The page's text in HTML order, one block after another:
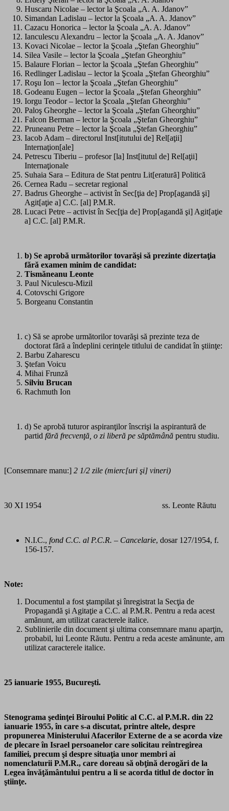
Huscaru Nicolae – lector la Şcoala „A. A. Jdanov”
Simandan Ladislau – lector la Şcoala „A. A. Jdanov”
Cazacu Honorica – lector la Şcoala „A. A. Jdanov”
Ianculescu Alexandru – lector la Şcoala „A. A. Jdanov”
Kovaci Nicolae – lector la Şcoala „Ştefan Gheorghiu”
Silea Vasile – lector la Şcoala „Ştefan Gheorghiu”
Balaure Florian – lector la Şcoala „Ştefan Gheorghiu”
Redlinger Ladislau – lector la Şcoala „Ştefan Gheorghiu”
Roşu Ion – lector la Şcoala „Ştefan Gheorghiu”
Godeanu Eugen – lector la Şcoala „Ştefan Gheorghiu”
Iorgu Teodor – lector la Şcoala „Ştefan Gheorghiu”
Paloş Gheorghe – lector la Şcoala „Ştefan Gheorghiu”
Falcon Berman – lector la Şcoala „Ştefan Gheorghiu”
Pruneanu Petre – lector la Şcoala „Ştefan Gheorghiu”
Iacob Adam – directorul Inst[itutului de] Rel[aţii]
Internaţion[ale]
Petrescu Tiberiu – profesor [la] Inst[itutul de] Rel[aţii]
Internaţionale
Suhaia Sara – Editura de Stat pentru Lit[eratură] Politică
Cernea Radu – secretar regional
Badrus Gheorghe – activist în Sec[ţia de] Prop[agandă şi]
Agit[aţie a] C.C. [al] P.M.R.
Lucaci Petre – activist în Sec[ţia de] Prop[agandă şi] Agit[aţie
a] C.C. [al] P.M.R.
b) Se aprobă următorilor tovarăşi să prezinte dizertaţia
fără examen minim de candidat:
Tismăneanu Leonte
Paul Niculescu-Mizil
Cotovschi Grigore
Borgeanu Constantin
c) Să se aprobe următorilor tovarăşi să prezinte teza de
doctorat fără a îndeplini cerinţele titlului de candidat în ştiinţe:
Barbu Zaharescu
Ştefan Voicu
Mihai Frunză
Silviu Brucan
Rachmuth Ion
d) Se aprobă tuturor aspiranţilor înscrişi la aspirantură de
partid fără frecvenţă, o zi liberă pe săptămână pentru studiu.
[Consemnare manu:] 2 1/2 zile (mierc[uri şi] vineri)
30 XI 1954 ss. Leonte Răutu
N.I.C., fond C.C. al P.C.R. – Cancelarie, dosar 127/1954, f.
156-157.
Note:
Documentul a fost ştampilat şi înregistrat la Secţia de
Propagandă şi Agitaţie a C.C. al P.M.R. Pentru a reda acest
amănunt, am utilizat caracterele italice.
Sublinierile din document şi ultima consemnare manu aparţin,
probabil, lui Leonte Răutu. Pentru a reda aceste amănunte, am
utilizat caracterele italice.
25 ianuarie 1955, Bucureşti.
Stenograma şedinţei Biroului Politic al C.C. al P.M.R. din 22
ianuarie 1955, în care s-a discutat, printre altele, despre
propunerea Ministerului Afacerilor Externe de a se acorda vize
de plecare în Israel persoanelor care solicitau reîntregirea
familiei, precum şi despre situaţia unor membri ai
nomenclaturii P.M.R., care doreau să obţină derogări de la
Legea învăţământului pentru a li se acorda titlul de doctor în
ştiinţe.